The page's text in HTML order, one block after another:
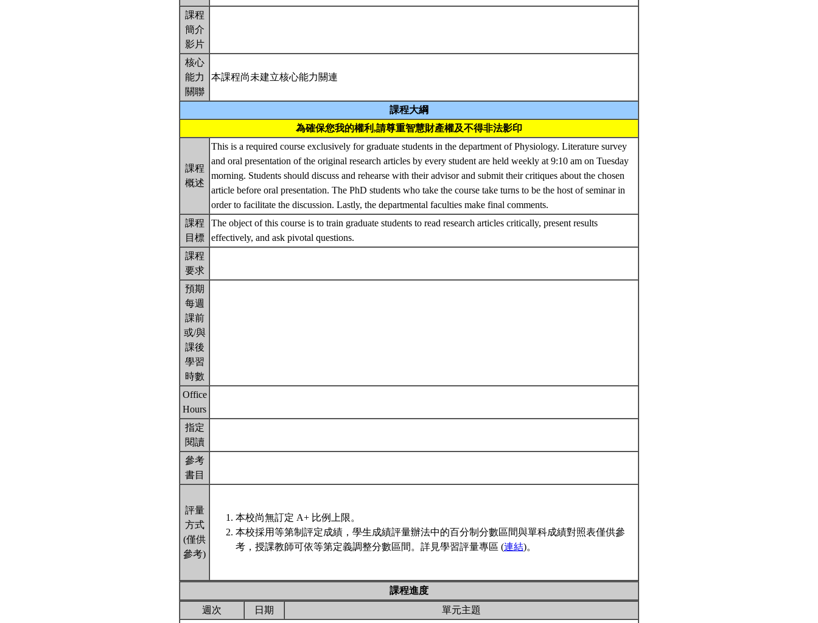
課程
簡介
影片
核心
能力
關聯
本課程尚未建立核心能力關連
課程大綱
為確保您我的權利,請尊重智慧財產權及不得非法影印
課程
概述
This is a required course exclusively for graduate students in the department of Physiology. Literature survey
and oral presentation of the original research articles by every student are held weekly at 9:10 am on Tuesday
morning. Students should discuss and rehearse with their advisor and submit their critiques about the chosen
article before oral presentation. The PhD students who take the course take turns to be the host of seminar in
order to facilitate the discussion. Lastly, the departmental faculties make final comments.
課程
目標
The object of this course is to train graduate students to read research articles critically, present results
effectively, and ask pivotal questions.
課程
要求
預期
每週
課前
或/與
課後
學習
時數
Office
Hours
指定
閱讀
參考
書目
評量
方式
(僅供
參考)
本校尚無訂定 A+ 比例上限。
本校採用等第制評定成績，學生成績評量辦法中的百分制分數區間與單科成績對照表僅供參
考，授課教師可依等第定義調整分數區間。詳見學習評量專區 (連結)。
課程進度
週次
日期 單元主題